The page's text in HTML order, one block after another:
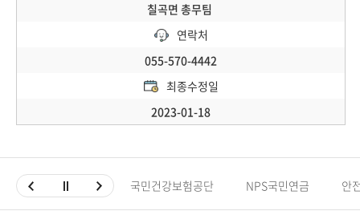
칠곡면 총무팀
연락처
055-570-4442
최종수정일
2023-01-18
국민건강보험공단 NPS국민연금 안